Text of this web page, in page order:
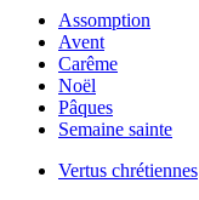
Assomption
Avent
Carême
Noël
Pâques
Semaine sainte
Vertus chrétiennes